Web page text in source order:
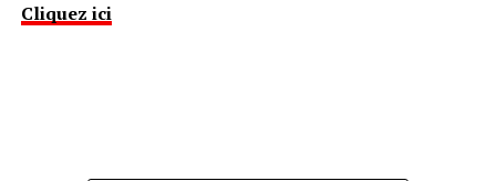
Cliquez ici